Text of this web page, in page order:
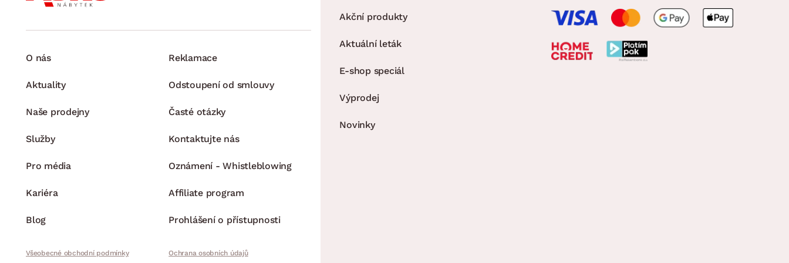
O nás
Aktuality
Naše prodejny
Služby
Pro média
Kariéra
Blog
Reklamace
Odstoupení od smlouvy
Časté otázky
Kontaktujte nás
Oznámení - Whistleblowing
Affiliate program
Prohlášení o přístupnosti
Všeobecné obchodní podmínky Ochrana osobních údajů
Akční produkty
Aktuální leták
E-shop speciál
Výprodej
Novinky